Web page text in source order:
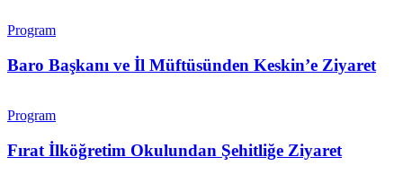
Program
Baro Başkanı ve İl Müftüsünden Keskin’e Ziyaret
Program
Fırat İlköğretim Okulundan Şehitliğe Ziyaret